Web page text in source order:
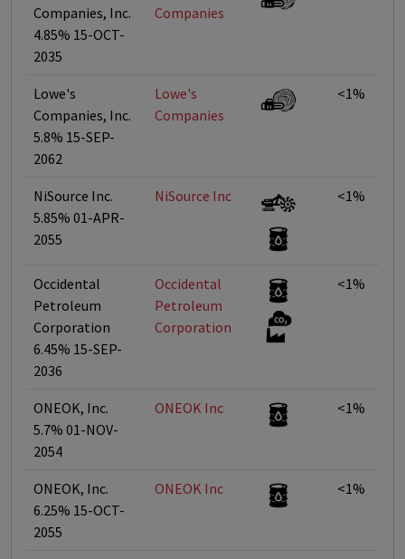
Companies, Inc.
4.85% 15-OCT-
2035
Companies
Lowe's
Companies, Inc.
5.8% 15-SEP-
2062
Lowe's
Companies
<1%
NiSource Inc.
5.85% 01-APR-
2055
NiSource Inc <1%
Occidental
Petroleum
Corporation
6.45% 15-SEP-
2036
Occidental
Petroleum
Corporation
<1%
ONEOK, Inc.
5.7% 01-NOV-
2054
ONEOK Inc <1%
ONEOK, Inc.
6.25% 15-OCT-
2055
ONEOK Inc <1%